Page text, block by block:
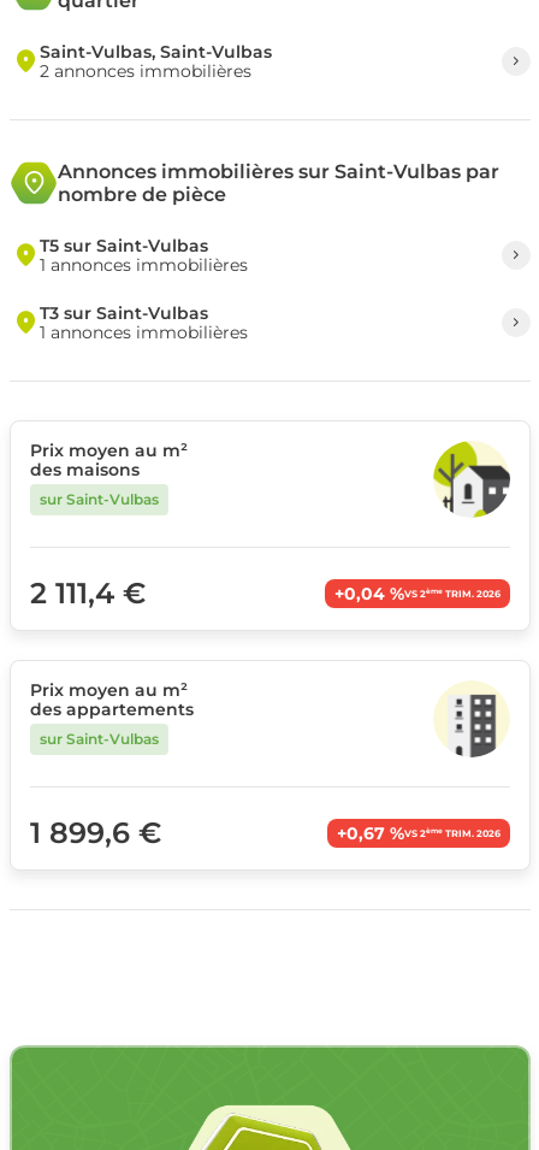
Saint-Vulbas, Saint-Vulbas
2 annonces immobilières
Annonces immobilières sur Saint-Vulbas par
nombre de pièce
T5 sur Saint-Vulbas
1 annonces immobilières
T3 sur Saint-Vulbas
1 annonces immobilières
Prix moyen au m²
des maisons
sur Saint-Vulbas
2 111,4 € +0,04 %VS 2èmeTRIM. 2026
Prix moyen au m²
des appartements
sur Saint-Vulbas
1 899,6 € +0,67 %VS 2èmeTRIM. 2026